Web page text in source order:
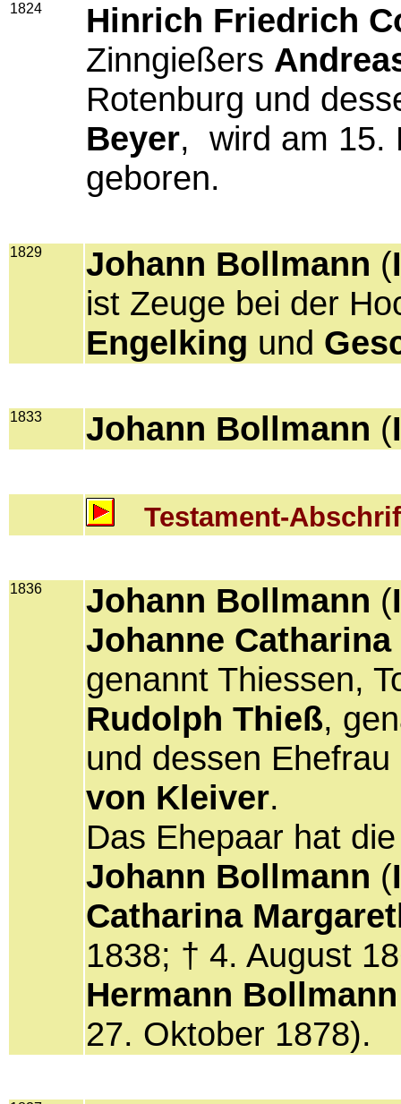
1824
Hinrich Friedrich
Zinngießers
Rotenburg und
Beyer, wird am 15.
geboren.
1829 Johann Bollmann (
ist Zeuge bei der
Engelking und
1833 Johann Bollmann (I
Testament-
1836 Johann Bollmann (
Johanne Catharina
genannt Thiessen,
Rudolph Thieß,
und dessen Ehefrau
von Kleiver.
Das Ehepaar hat
Johann Bollmann (
Catharina
1838; † 4. August
Hermann Bollmann
27. Oktober 1878).